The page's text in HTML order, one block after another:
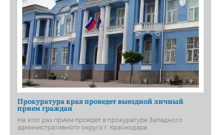
Прокуратура края проведет выездной личный
прием граждан
На этот раз прием пройдет в прокуратуре Западного
административного округа г. Краснодара